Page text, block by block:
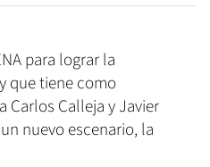
para lograr la
que tiene como
Carlos Calleja y Javier
nuevo escenario, la